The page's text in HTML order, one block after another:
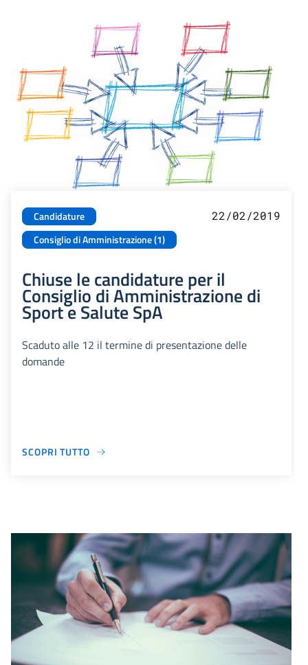
Candidature
Consiglio di Amministrazione (1)
22/02/2019
Chiuse le candidature per il
Consiglio di Amministrazione di
Sport e Salute SpA
Scaduto alle 12 il termine di presentazione delle
domande
SCOPRI TUTTO